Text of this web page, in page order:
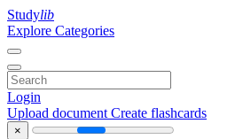
Studylib
Explore Categories
Login
Upload document Create flashcards
×